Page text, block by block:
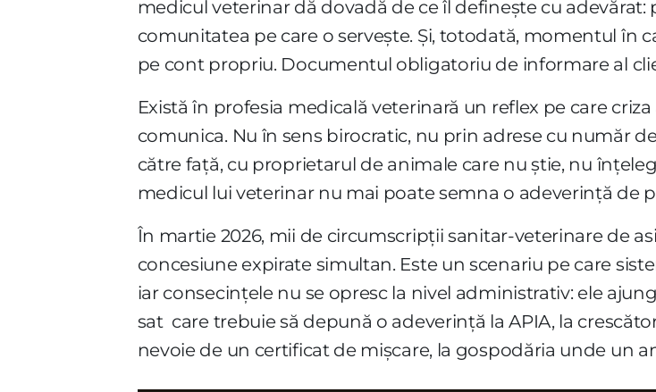
medicul veterinar dă dovadă de ce îl definește cu
comunitatea pe care o servește. Și, totodată, momentul în
pe cont propriu. Documentul obligatoriu de informare al
Există în profesia medicală veterinară un reflex pe care
comunica. Nu în sens birocratic, nu prin adrese cu număr
către față, cu proprietarul de animale care nu știe, nu
medicul lui veterinar nu mai poate semna o adeverință de
În martie 2026, mii de circumscripții sanitar-veterinare de
concesiune expirate simultan. Este un scenariu pe care
iar consecințele nu se opresc la nivel administrativ: ele
sat care trebuie să depună o adeverință la APIA, la
nevoie de un certificat de mișcare, la gospodăria unde un